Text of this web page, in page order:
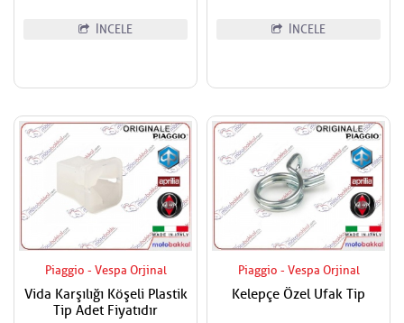
İNCELE İNCELE
Piaggio - Vespa Orjinal
Vida Karşılığı Köşeli Plastik
Tip Adet Fiyatıdır
Piaggio - Vespa Orjinal
Kelepçe Özel Ufak Tip